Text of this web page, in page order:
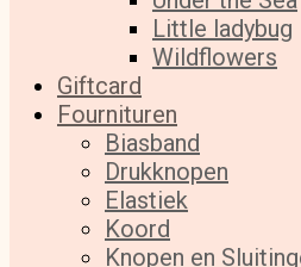
Little ladybug
Wildflowers
Giftcard
Fournituren
Biasband
Drukknopen
Elastiek
Koord
Knopen en